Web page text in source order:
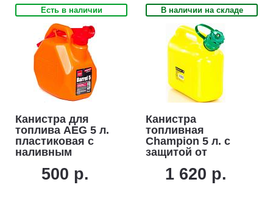
Есть в наличии
Канистра для
топлива AEG 5 л.
пластиковая с
наливным
500 р.
В наличии на складе
Канистра
топливная
Champion 5 л. с
защитой от
1 620 р.